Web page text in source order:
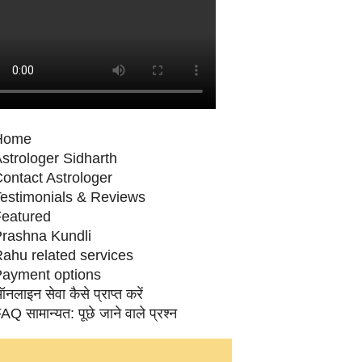
Sidharth
Astrologer
& Reviews
Kundli
related services
options
सेवा कैसे प्राप्‍त करें
सामान्‍यत: पूछे जाने वाले प्रश्‍न